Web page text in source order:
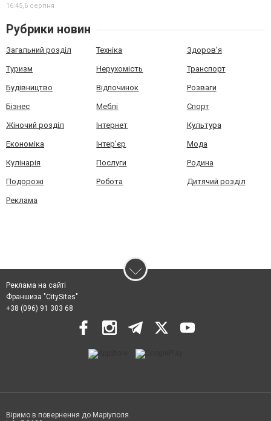
16:45,6 серпня
Рубрики новин
Загальний розділ Техніка Здоров'я
Туризм Нерухомість Транспорт
Будівництво Відпочинок Розваги
Бізнес Меблі Спорт
Жіночий розділ Інтернет Культура
Економіка Інтер'єр Мода
Кулінарія Послуги Родина
Подорожі Робота Дитячий розділ
Реклама
Реклама на сайті
Франшиза "CitySites"
+38 (096) 91 303 68
Віримо в повернення до Маріуполя